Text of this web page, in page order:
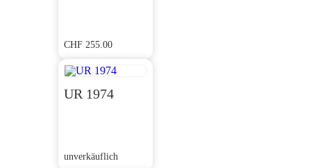
CHF 255.00
UR 1974
unverkäuflich